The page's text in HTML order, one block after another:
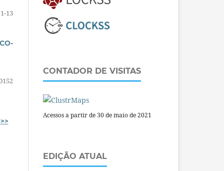
1-13
>>
CONTADOR DE VISITAS
Acessos a partir de 30 de maio de 2021
EDIÇÃO ATUAL